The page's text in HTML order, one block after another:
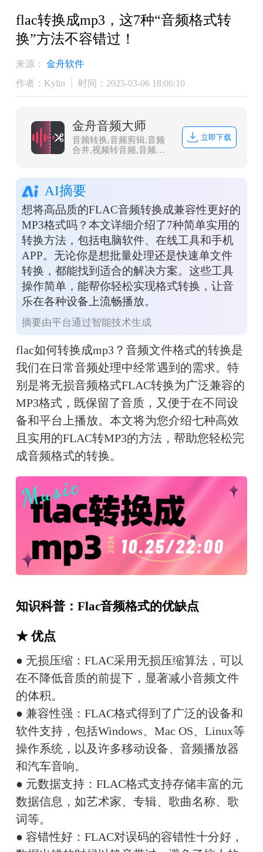
flac转换成mp3，这7种“音频格式转
换”方法不容错过！
来源：
金舟软件
作者：Kylin
时间：2025-03-06 18:06:10
金舟音频大师
音频转换,音频剪辑,音频
合并,视频转音频,音频分
立即下载
AI摘要
想将高品质的FLAC音频转换成兼容性更好的
MP3格式吗？本文详细介绍了7种简单实用的
转换方法，包括电脑软件、在线工具和手机
APP。无论你是想批量处理还是快速单文件
转换，都能找到适合的解决方案。这些工具
操作简单，能帮你轻松实现格式转换，让音
乐在各种设备上流畅播放。
摘要由平台通过智能技术生成
flac如何转换成mp3？音频文件格式的转换是
我们在日常音频处理中经常遇到的需求。特
别是将无损音频格式FLAC转换为广泛兼容的
MP3格式，既保留了音质，又便于在不同设
备和平台上播放。本文将为您介绍七种高效
且实用的FLAC转MP3的方法，帮助您轻松完
成音频格式的转换。
知识科普：Flac音频格式的优缺点
★ 优点
● 无损压缩：FLAC采用无损压缩算法，可以
在不降低音质的前提下，显著减小音频文件
的体积。
● 兼容性强：FLAC格式得到了广泛的设备和
软件支持，包括Windows、Mac OS、Linux等
操作系统，以及许多移动设备、音频播放器
和汽车音响。
● 元数据支持：FLAC格式支持存储丰富的元
数据信息，如艺术家、专辑、歌曲名称、歌
词等。
● 容错性好：FLAC对误码的容错性十分好，